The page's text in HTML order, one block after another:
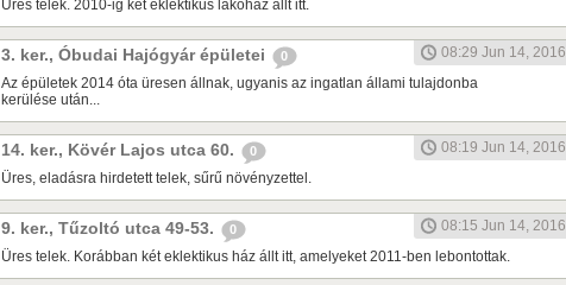
Üres telek. 2010-ig két eklektikus lakóház állt itt.
3. ker., Óbudai Hajógyár épületei 0
08:29 Jun 14, 2016
Az épületek 2014 óta üresen állnak, ugyanis az ingatlan állami tulajdonba
kerülése után...
14. ker., Kövér Lajos utca 60. 0
08:19 Jun 14, 2016
Üres, eladásra hirdetett telek, sűrű növényzettel.
9. ker., Tűzoltó utca 49-53. 0
08:15 Jun 14, 2016
Üres telek. Korábban két eklektikus ház állt itt, amelyeket 2011-ben lebontottak.